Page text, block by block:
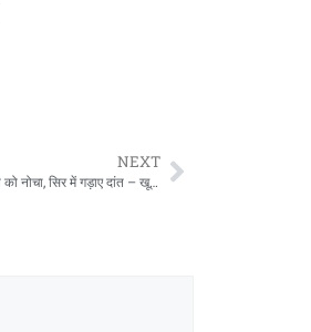
NEXT
“रायपुर में मासूम पर कुत्तों का कहर:डेढ़ साल की बच्ची को नोचा, सिर में गड़ाए दांत – खून से भीगा आंगन, कांप उठे लोग…”!